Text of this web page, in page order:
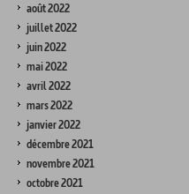
août 2022
juillet 2022
juin 2022
mai 2022
avril 2022
mars 2022
janvier 2022
décembre 2021
novembre 2021
octobre 2021